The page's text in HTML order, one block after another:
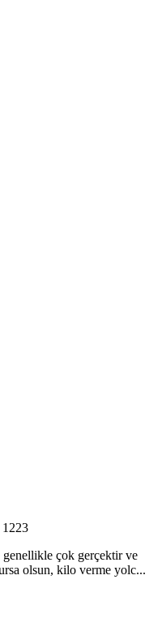
1223
genellikle çok gerçektir ve
olsun, kilo verme yolc...